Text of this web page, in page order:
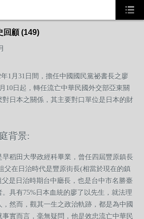
回顧 (149)
年1月31日間，擔任中國國民黨祕書長之廖
10日起，轉任流亡中華民國外交部亞東關
日本之關係，其主要對口單位是日本的財
背景:
稻田大學政經科畢業，曾任四屆豐原鎮長
父在日治時代是豐原街長(相當於現在的鎮
是日治時期台中廳長，也是台中市名勝臺
具有75%日本血統的廖了以先生，就法理
然而，觀其一生之政治軌跡，都是為中國
事實而言，毫無疑問，他是效忠流亡中華民